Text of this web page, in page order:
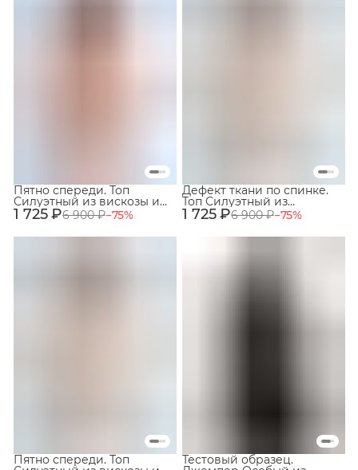
1 725 ₽6 900 ₽−75%
Пятно спереди. Топ
Силуэтный из вискозы и
ацетата. Цвет пудровый.
Размер 48. №56
1 725 ₽6 900 ₽−75%
Дефект ткани по спинке.
Топ Силуэтный из
вискозы и ацетата. Цвет
кремовый. Размер 48.
Пятно спереди. Топ Тестовый образец.